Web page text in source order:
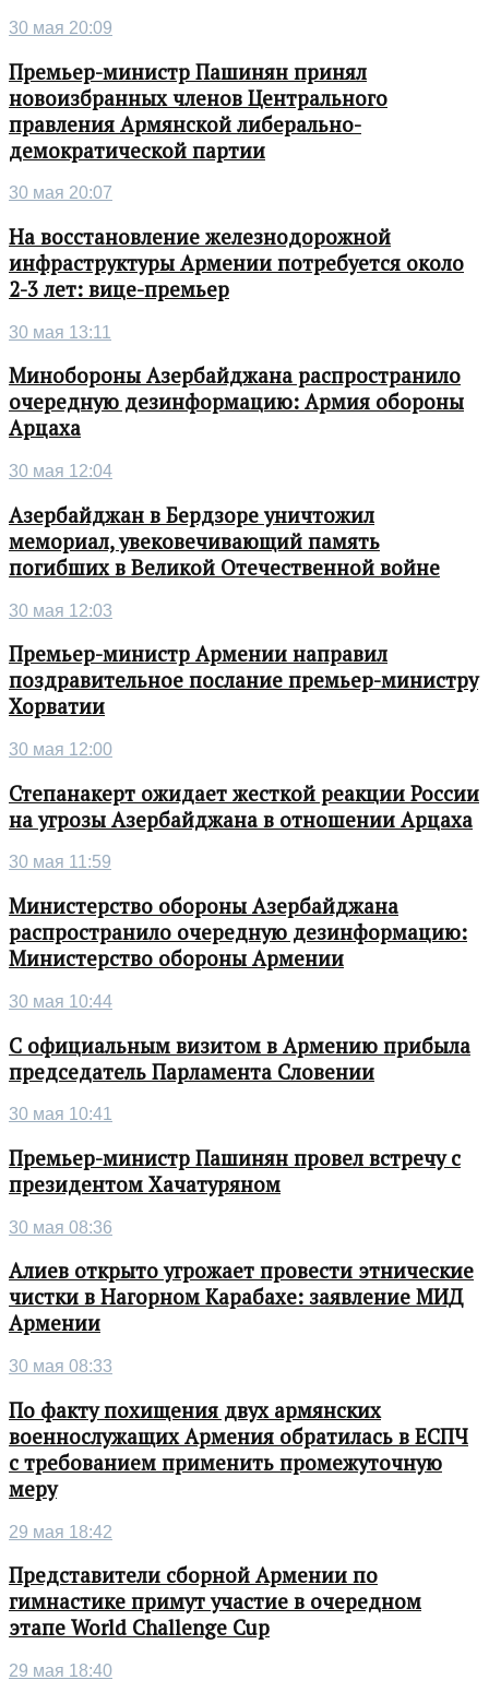
30 мая 20:09
Премьер-министр Пашинян принял
новоизбранных членов Центрального
правления Армянской либерально-
демократической партии
30 мая 20:07
На восстановление железнодорожной
инфраструктуры Армении потребуется около
2-3 лет: вице-премьер
30 мая 13:11
Минобороны Азербайджана распространило
очередную дезинформацию: Армия обороны
Арцаха
30 мая 12:04
Азербайджан в Бердзоре уничтожил
мемориал, увековечивающий память
погибших в Великой Отечественной войне
30 мая 12:03
Премьер-министр Армении направил
поздравительное послание премьер-министру
Хорватии
30 мая 12:00
Степанакерт ожидает жесткой реакции России
на угрозы Азербайджана в отношении Арцаха
30 мая 11:59
Министерство обороны Азербайджана
распространило очередную дезинформацию:
Министерство обороны Армении
30 мая 10:44
С официальным визитом в Армению прибыла
председатель Парламента Словении
30 мая 10:41
Премьер-министр Пашинян провел встречу с
президентом Хачатуряном
30 мая 08:36
Алиев открыто угрожает провести этнические
чистки в Нагорном Карабахе: заявление МИД
Армении
30 мая 08:33
По факту похищения двух армянских
военнослужащих Армения обратилась в ЕСПЧ
с требованием применить промежуточную
меру
29 мая 18:42
Представители сборной Армении по
гимнастике примут участие в очередном
этапе World Challenge Cup
29 мая 18:40